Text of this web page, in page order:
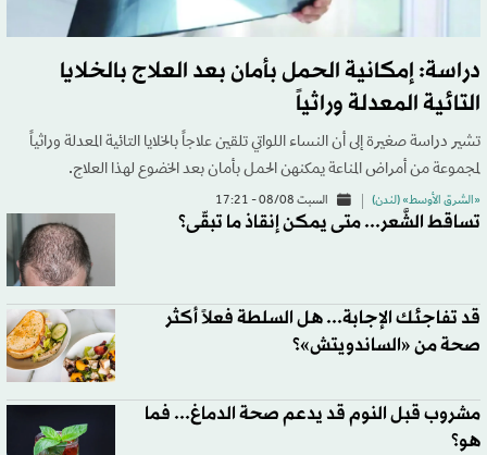
دراسة: إمكانية الحمل بأمان بعد العلاج بالخلايا
التائية المعدلة وراثياً
تشير دراسة ‌صغيرة إلى أن النساء اللواتي تلقين علاجاً بالخلايا التائية المعدلة وراثياً
لمجموعة من أمراض المناعة ​يمكنهن الحمل بأمان بعد الخضوع لهذا العلاج.
«الشرق الأوسط» (لندن) السبت 08/08 - 17:21
تساقط الشَّعر... متى يمكن إنقاذ ما تبقّى؟
قد تفاجئك الإجابة... هل السلطة فعلاً أكثر
صحة من «الساندويتش»؟
مشروب قبل النوم قد يدعم صحة الدماغ... فما
هو؟